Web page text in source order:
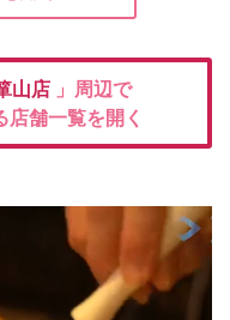
山店 」周辺で
舗一覧を開く